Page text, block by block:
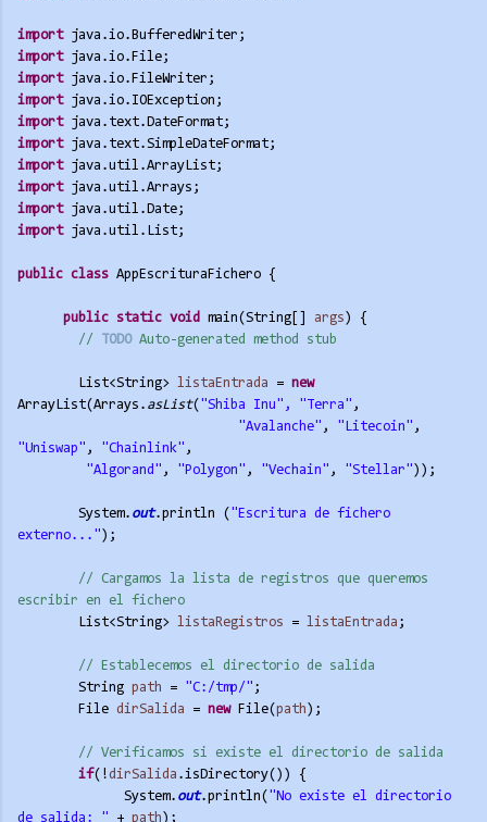
import java.io.BufferedWriter;
import java.io.File;
import java.io.FileWriter;
import java.io.IOException;
import java.text.DateFormat;
import java.text.SimpleDateFormat;
import java.util.ArrayList;
import java.util.Arrays;
import java.util.Date;
import java.util.List;
public class AppEscrituraFichero {
public static void main(String[] args ) {
// TODO Auto-generated method stub
List<String> listaEntrada = new
ArrayList(Arrays. asList( "Shiba Inu" , "Terra" ,
"Avalanche" , "Litecoin" ,
"Uniswap" , "Chainlink" ,
"Algorand" , "Polygon" , "Vechain" , "Stellar" ));
System. out.println ( "Escritura de fichero
externo..." );
// Cargamos la lista de registros que queremos
escribir en el fichero
List<String> listaRegistros = listaEntrada ;
// Establecemos el directorio de salida
String path = "C:/tmp/" ;
File dirSalida = new File(path );
// Verificamos si existe el directorio de salida
if(!dirSalida .isDirectory()) {
System. out.println( "No existe el directorio
de salida: " + path );